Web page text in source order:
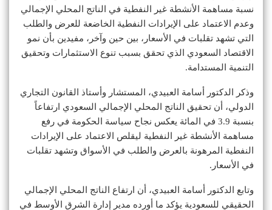
نسبة مساهمة الأنشطة غير النفطية في الناتج المحلي الإجمالي
وعدم الاعتماد على الإيرادات النفطية الخاضعة للعرض والطلب
التي تشهد تقلبات في الأسعار، بين حين وآخر، مفيدين بأن نمو
الاقتصاد السعودي الذي تحقق بسبب تنوع الاستثمارات وتحقيق
التنمية المستدامة.
وذكر الدكتور أسامة العبيدي، المستشار وأستاذ القانون التجاري
الدولي، أن تحقيق الناتج المحلي الإجمالي السعودي ارتفاعاً
بنسبة 3.9 في المائة يعكس نجاح سياسة الحكومة في رفع
مساهمة الأنشطة غير النفطية ليقلص الاعتماد على الإيرادات
النفطية المرهونة بالعرض والطلب في الأسواق وتشهد تقلبات
في الأسعار.
وتابع الدكتور أسامة العبيدي، أن ارتفاع الناتج المحلي الإجمالي
الحقيقي للسعودية يؤكد ما أورده مدير إدارة الشرق الأوسط في